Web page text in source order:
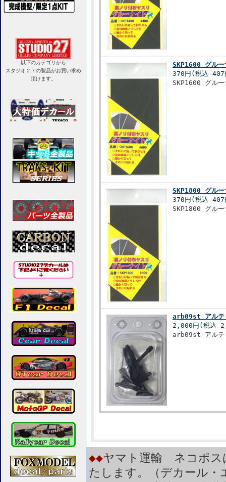
以下のカテゴリから
スタジオ２７の製品がお買い求め
頂けます。
SKP1600 グル
370円(税込
SKP1600 グル
SKP1800 グル
370円(税込
SKP1800 グル
arb09st アルテ
2,000円(税込
arb09st アルテ
◆◆ヤマト運輸 ネコポス
たします。（デカール・